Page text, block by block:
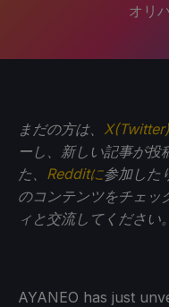
オリ
まだの方は、 X(Twitter)
ーし、新しい記事が投
た、 Redditに参加した
のコンテンツをチェッ
ィと交流してください
AYANEO has just